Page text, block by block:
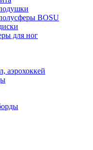
BOSU
для ног
аэрохоккей